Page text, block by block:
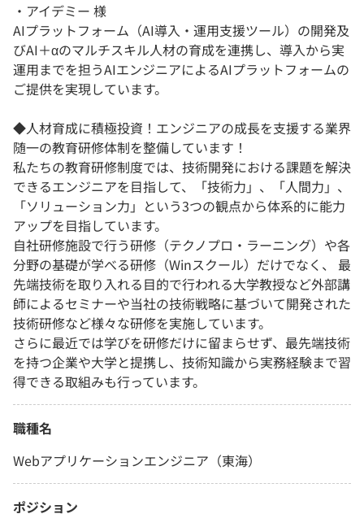
・アイデミー 様
AIプラットフォーム（AI導入・運用支援ツール）の開発及
びAI＋αのマルチスキル人材の育成を連携し、導入から実
運用までを担うAIエンジニアによるAIプラットフォームの
ご提供を実現しています。
◆人材育成に積極投資！エンジニアの成長を支援する業界
随一の教育研修体制を整備しています！
私たちの教育研修制度では、技術開発における課題を解決
できるエンジニアを目指して、「技術力」、「人間力」、
「ソリューション力」という3つの観点から体系的に能力
アップを目指しています。
自社研修施設で行う研修（テクノプロ・ラーニング）や各
分野の基礎が学べる研修（Winスクール）だけでなく、 最
先端技術を取り入れる目的で行われる大学教授など外部講
師によるセミナーや当社の技術戦略に基づいて開発された
技術研修など様々な研修を実施しています。
さらに最近では学びを研修だけに留まらせず、最先端技術
を持つ企業や大学と提携し、技術知識から実務経験まで習
得できる取組みも行っています。
職種名
Webアプリケーションエンジニア（東海）
ポジション